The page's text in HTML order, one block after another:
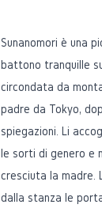
Sunanomori è una
battono tranquille
circondata da
padre da Tokyo,
spiegazioni. Li
le sorti di genero e
cresciuta la madre.
dalla stanza le